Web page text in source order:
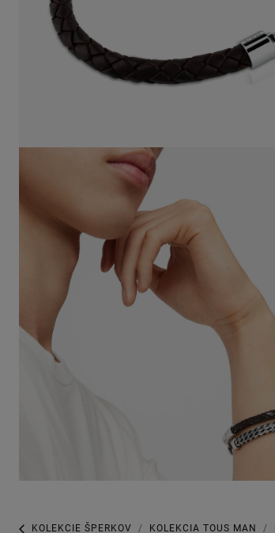
KOLEKCIE ŠPERKOV KOLEKCIA TOUS MAN